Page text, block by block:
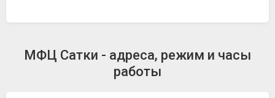
МФЦ Сатки - адреса, режим и часы
работы